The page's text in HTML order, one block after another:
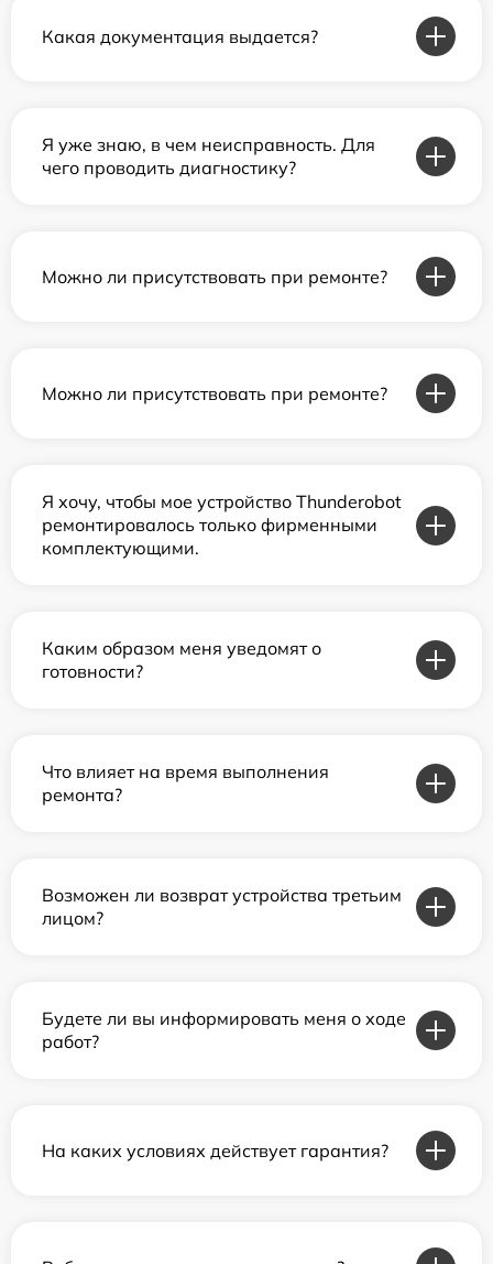
Какая документация выдается?
Я уже знаю, в чем неисправность. Для
чего проводить диагностику?
Можно ли присутствовать при ремонте?
Можно ли присутствовать при ремонте?
Я хочу, чтобы мое устройство Thunderobot
ремонтировалось только фирменными
комплектующими.
Каким образом меня уведомят о
готовности?
Что влияет на время выполнения
ремонта?
Возможен ли возврат устройства третьим
лицом?
Будете ли вы информировать меня о ходе
работ?
На каких условиях действует гарантия?